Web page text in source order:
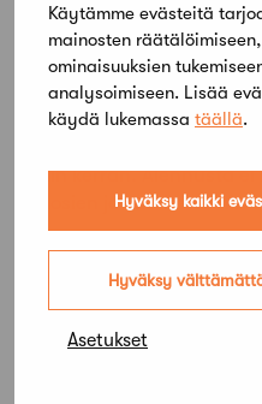
Käytämme evästeitä
mainosten
ominaisuuksien
analysoimiseen. Lisää
käydä lukemassa täällä.
Hyväksy kaikki
Hyväksy
Asetukset
Eläkkeelle siirtyneelle
alennus jäsenmaksusta
Muista liittää
eläkepäätöksestäsi.
vain kerran. Alennusta
vuosien jo suoritettuihin
85 vuotta täyttäneet
vuosimaksusta.
Lue lisää eläkeläisen